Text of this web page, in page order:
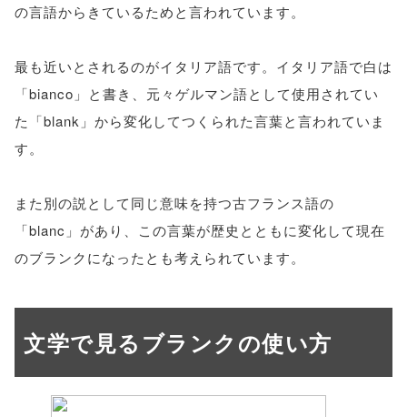
の言語からきているためと言われています。
最も近いとされるのがイタリア語です。イタリア語で白は
「bianco」と書き、元々ゲルマン語として使用されてい
た「blank」から変化してつくられた言葉と言われていま
す。
また別の説として同じ意味を持つ古フランス語の
「blanc」があり、この言葉が歴史とともに変化して現在
のブランクになったとも考えられています。
文学で見るブランクの使い方